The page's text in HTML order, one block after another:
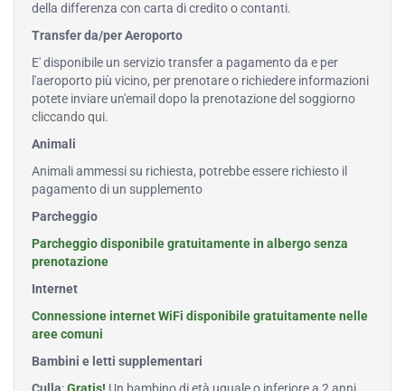
della differenza con carta di credito o contanti.
Transfer da/per Aeroporto
E' disponibile un servizio transfer a pagamento da e per
l'aeroporto più vicino, per prenotare o richiedere informazioni
potete inviare un'email dopo la prenotazione del soggiorno
cliccando qui.
Animali
Animali ammessi su richiesta, potrebbe essere richiesto il
pagamento di un supplemento
Parcheggio
Parcheggio disponibile gratuitamente in albergo senza
prenotazione
Internet
Connessione internet WiFi disponibile gratuitamente nelle
aree comuni
Bambini e letti supplementari